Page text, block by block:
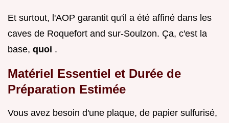
Et surtout, l'AOP garantit qu'il a été affiné dans les
caves de Roquefort and sur-Soulzon. Ça, c'est la
base, quoi .
Matériel Essentiel et Durée de
Préparation Estimée
Vous avez besoin d'une plaque, de papier sulfurisé,